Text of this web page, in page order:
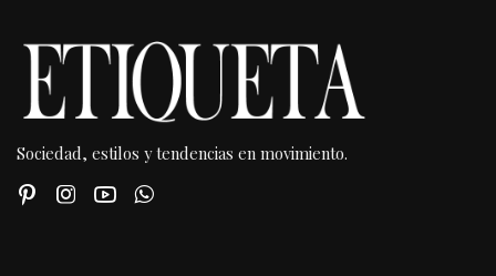
Sociedad, estilos y tendencias en movimiento.